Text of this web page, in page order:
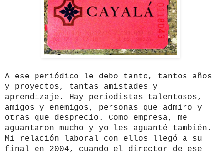
A ese periódico le debo tanto, tantos años
y proyectos, tantas amistades y
aprendizaje. Hay periodistas talentosos,
amigos y enemigos, personas que admiro y
otras que desprecio. Como empresa, me
aguantaron mucho y yo les aguanté también.
Mi relación laboral con ellos llegó a su
final en 2004, cuando el director de ese